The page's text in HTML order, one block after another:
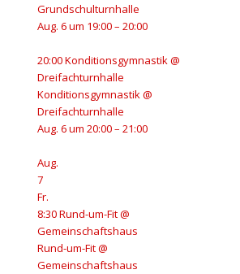
Grundschulturnhalle
Aug. 6 um 19:00 – 20:00
20:00Konditionsgymnastik@
Dreifachturnhalle
Konditionsgymnastik@
Dreifachturnhalle
Aug. 6 um 20:00 – 21:00
Aug.
7
Fr.
8:30Rund-um-Fit@
Gemeinschaftshaus
Rund-um-Fit@
Gemeinschaftshaus